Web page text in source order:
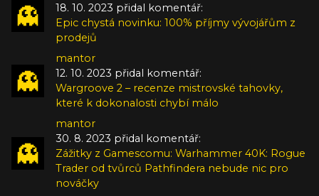
18. 10. 2023 přidal komentář:
Epic chystá novinku: 100% příjmy vývojářům z
prodejů
mantor
12. 10. 2023 přidal komentář:
Wargroove 2 – recenze mistrovské tahovky,
které k dokonalosti chybí málo
mantor
30. 8. 2023 přidal komentář:
Zážitky z Gamescomu: Warhammer 40K: Rogue
Trader od tvůrců Pathfindera nebude nic pro
nováčky